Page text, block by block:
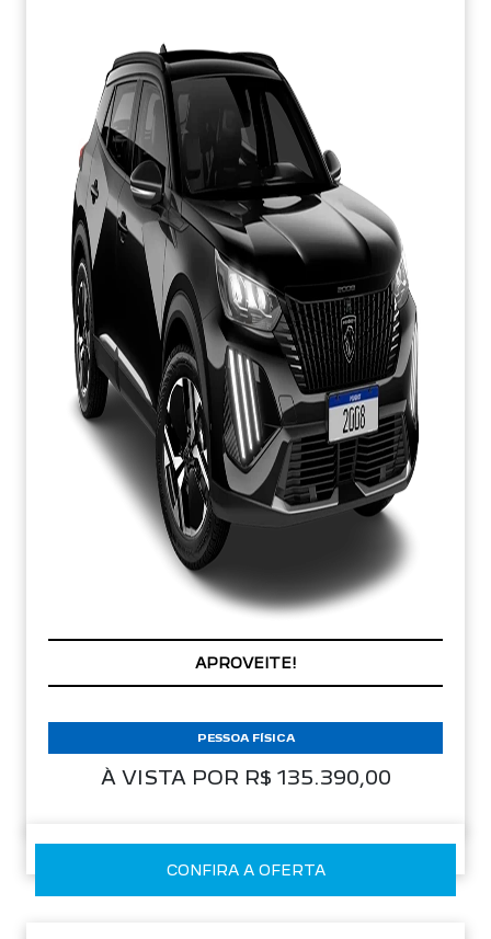
PREÇOS REDUZIDOS
À VISTA POR R$ 135.390,00
PESSOA FÍSICA
CONFIRA A OFERTA